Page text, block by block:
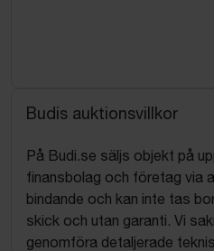
Budis auktionsvillkor
På Budi.se säljs objekt på
finansbolag och företag via
bindande och kan inte tas
skick och utan garanti. Vi
genomföra detaljerade